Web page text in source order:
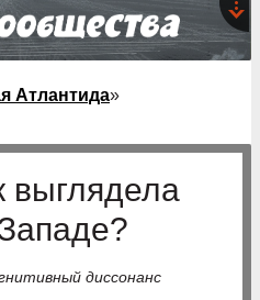
Атлантида»
выглядела
диссонанс